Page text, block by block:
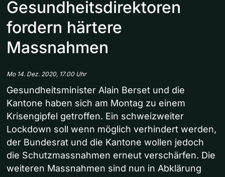
Gesundheitsdirektoren
fordern härtere
Massnahmen
Mo 14. Dez. 2020, 17.00 Uhr
Gesundheitsminister Alain Berset und die
Kantone haben sich am Montag zu einem
Krisengipfel getroffen. Ein schweizweiter
Lockdown soll wenn möglich verhindert werden,
der Bundesrat und die Kantone wollen jedoch
die Schutzmassnahmen erneut verschärfen. Die
weiteren Massnahmen sind nun in Abklärung